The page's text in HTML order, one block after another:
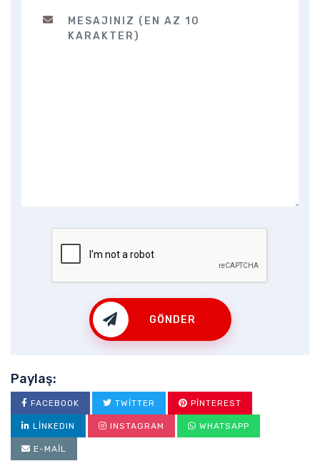
GÖNDER
Paylaş:
FACEBOOK TWITTER PINTEREST
LINKEDIN INSTAGRAM WHATSAPP
E-MAIL